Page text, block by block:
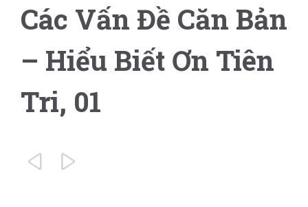
Các Vấn Đề Căn Bản
– Hiểu Biết Ơn Tiên
Tri, 01
 